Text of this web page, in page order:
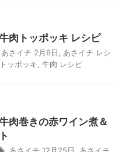
肉トッポッキ レシピ
あさイチ 2月6日
あさイチ レシ
ッポッキ 牛肉 レシピ
肉巻きの赤ワイン煮＆